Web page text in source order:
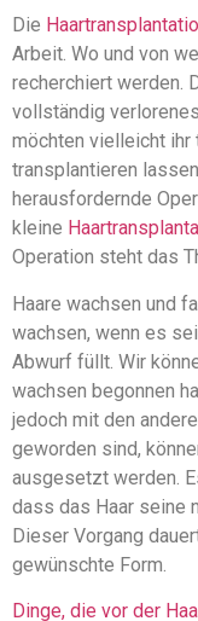
Die
Arbeit. Wo und von
recherchiert werden.
vollständig
möchten vielleicht
transplantieren
herausfordernde
kleine
Operation steht das
Haare wachsen und
wachsen, wenn es
Abwurf füllt. Wir
wachsen begonnen
jedoch mit den
geworden sind,
ausgesetzt werden.
dass das Haar seine
Dieser Vorgang
gewünschte Form.
Dinge, die vor der